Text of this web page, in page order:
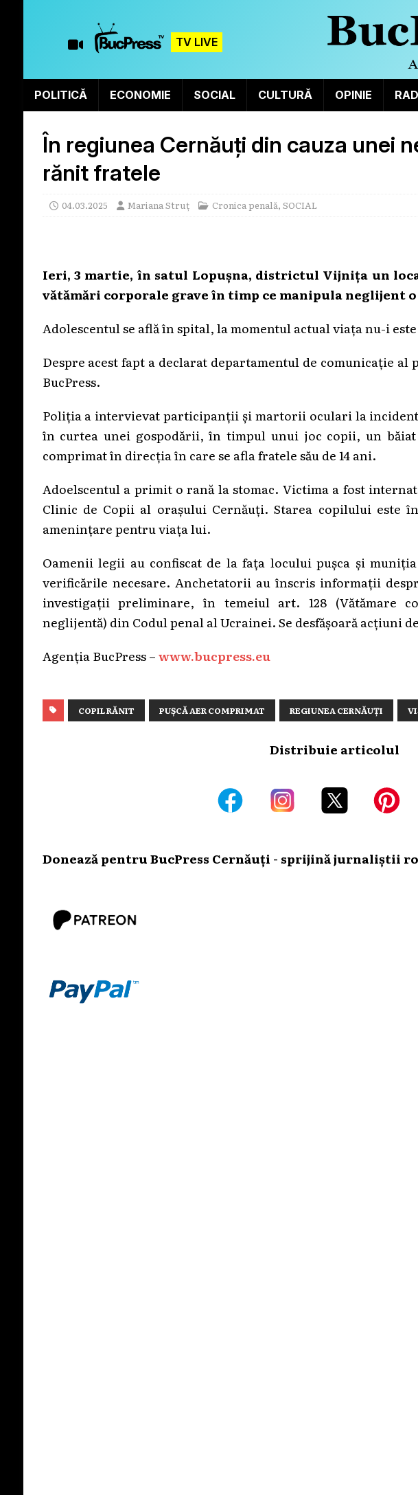
TV LIVE
POLITICĂ ECONOMIE SOCIAL CULTURĂ OPINIE
În regiunea Cernăuți din cauza unei
rănit fratele
04.03.2025 Mariana Struț Cronica penală, SOCIAL
Ieri, 3 martie, în satul Lopușna, districtul Vijnița un
vătămări corporale grave în timp ce manipula neglijent
Adolescentul se află în spital, la momentul actual viața nu-i
Despre acest fapt a declarat departamentul de comunicație
BucPress.
Poliția a intervievat participanții și martorii oculari la
în curtea unei gospodării, în timpul unui joc copii, un
comprimat în direcția în care se afla fratele său de 14 ani.
Adoelscentul a primit o rană la stomac. Victima a fost
Clinic de Copii al orașului Cernăuți. Starea copilului este
amenințare pentru viața lui.
Oamenii legii au confiscat de la fața locului pușca și
verificările necesare. Anchetatorii au înscris informații
investigații preliminare, în temeiul art. 128 (Vătămare
neglijentă) din Codul penal al Ucrainei. Se desfășoară acțiuni
Agenția BucPress –www.bucpress.eu
COPIL RĂNIT PUȘCĂ AER COMPRIMAT REGIUNEA CERNĂUȚI
Distribuie articolul
Donează pentru BucPress Cernăuți - sprijină jurnaliștii